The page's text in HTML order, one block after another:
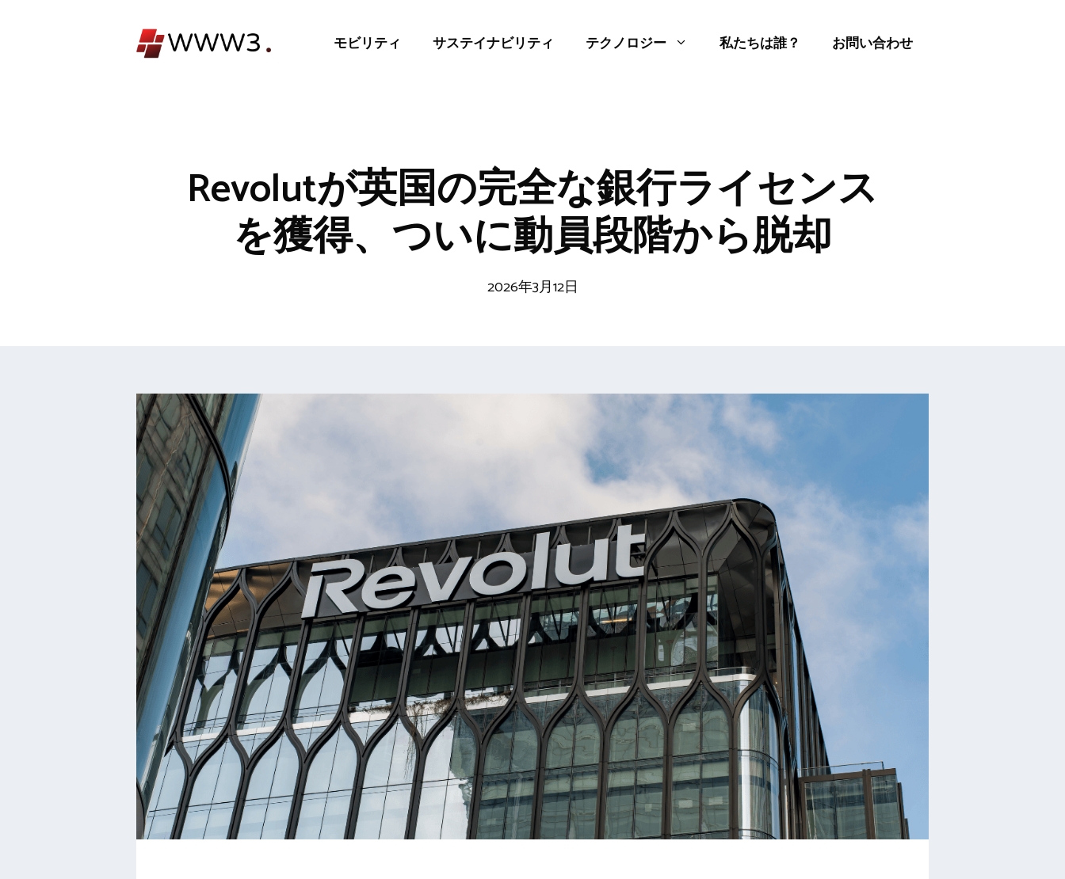
モビリティ サステイナビリティ テクノロジー 私たちは誰？ お問い合わせ
Revolutが英国の完全な銀行ライセンス
を獲得、ついに動員段階から脱却
2026年3月12日